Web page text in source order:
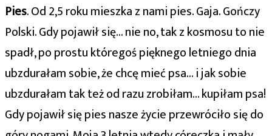
Pies. Od 2,5 roku mieszka z nami pies. Gaja. Gończy
Polski. Gdy pojawił się… nie no, tak z kosmosu to nie
spadł, po prostu któregoś pięknego letniego dnia
ubzdurałam sobie, że chcę mieć psa… i jak sobie
ubzdurałam tak też od razu zrobiłam… kupiłam psa!
Gdy pojawił się pies nasze życie przewróciło się do